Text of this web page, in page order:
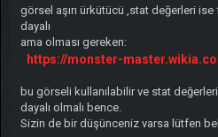
görsel aşırı ürkütücü ,stat değerleri
dayalı
ama olması gereken:
https://monster-
bu görseli kullanılabilir ve stat
dayalı olmalı bence.
Sizin de bir düşünceniz varsa lütfen